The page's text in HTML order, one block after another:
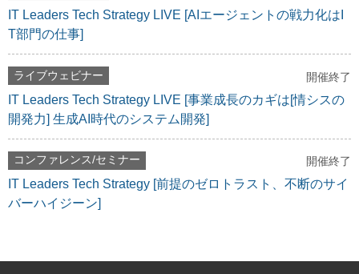
IT Leaders Tech Strategy LIVE [AIエージェントの戦力化はI
T部門の仕事]
ライブウェビナー 開催終了
IT Leaders Tech Strategy LIVE [事業成長のカギは[情シスの
開発力] 生成AI時代のシステム開発]
コンファレンス/セミナー 開催終了
IT Leaders Tech Strategy [前提のゼロトラスト、不断のサイ
バーハイジーン]